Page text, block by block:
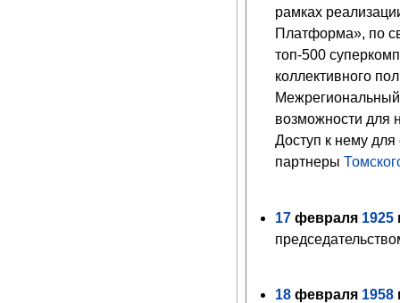
рамках
Платформа», по
топ-500
коллективного
возможности для
Доступ к нему для
партнеры
17 февраля 1925
18 февраля 1958